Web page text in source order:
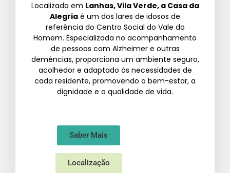
Localizada em Lanhas, Vila Verde, a Casa da
Alegria é um dos lares de idosos de
referência do Centro Social do Vale do
Homem. Especializada no acompanhamento
de pessoas com Alzheimer e outras
demências, proporciona um ambiente seguro,
acolhedor e adaptado às necessidades de
cada residente, promovendo o bem-estar, a
dignidade e a qualidade de vida.
Saber Mais
Localização